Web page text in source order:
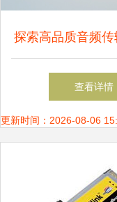
探索高品质音频
色3.5mm AUX车
度解析
查看详情
更新时间：2026-08-06